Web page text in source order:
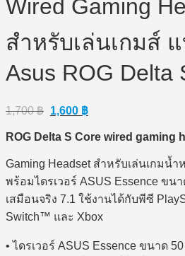
Wired Gaming
สำหรับเล่นเกมส์
Asus ROG Delta
1,700฿ Original
price
was:
1,600 ฿Current
price
is:
ROG Delta S Core wired gaming
Gaming Headset สำหรับเล่นเกมน้
พร้อมไดรเวอร์ ASUS Essence ขน
เสมือนจริง 7.1 ใช้งานได้กับพีซี
Switch™ และ Xbox
• ไดรเวอร์ ASUS Essence ขนาด